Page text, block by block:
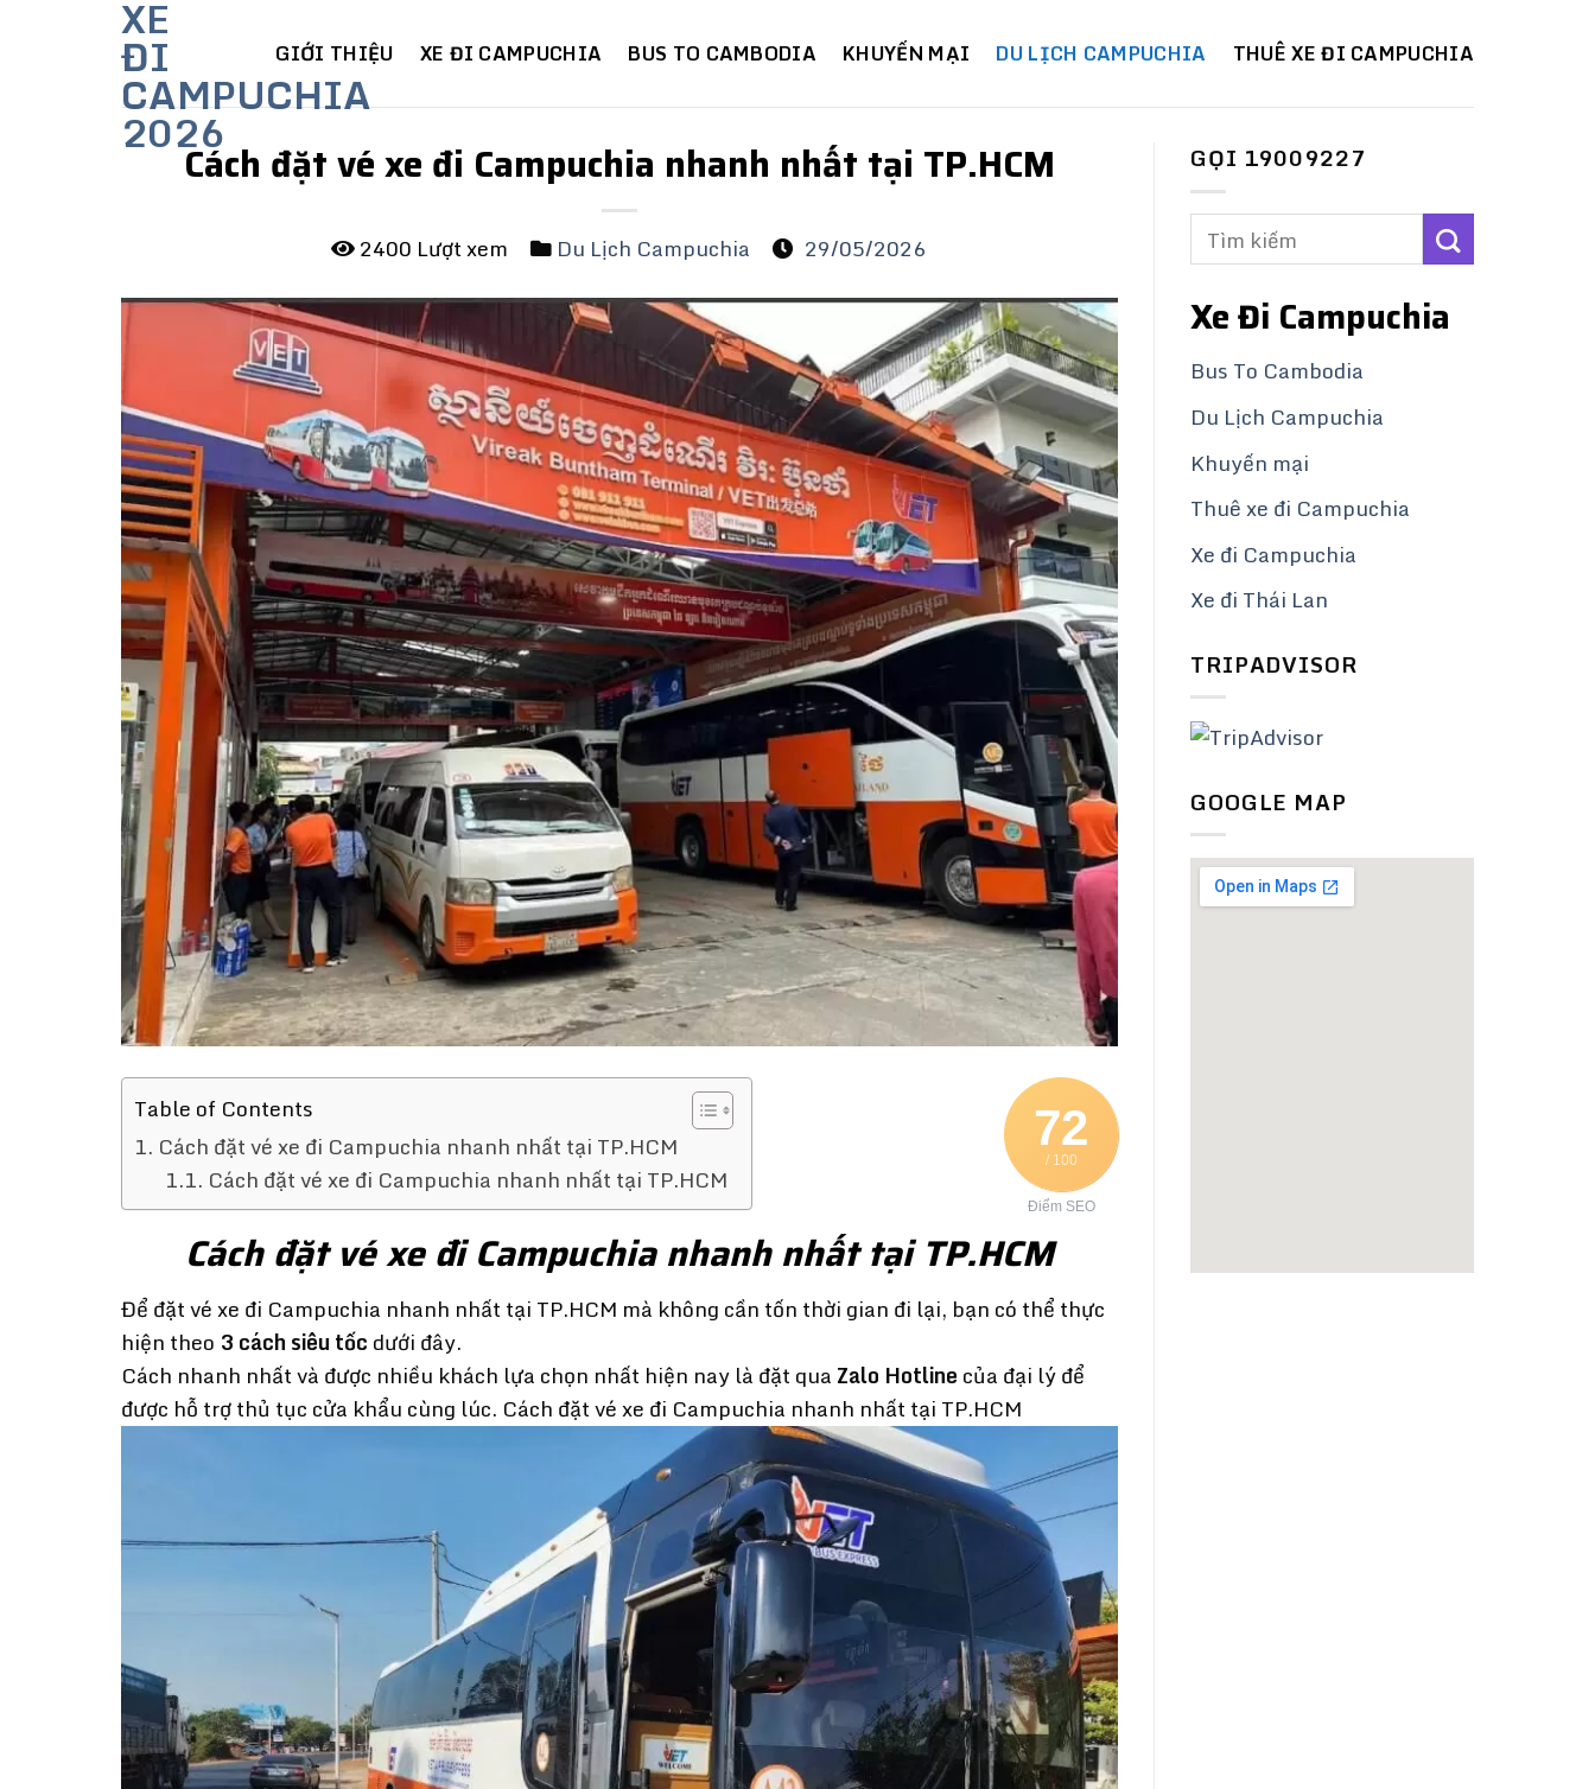
XE
ĐI
CAMPUCHIA
2026
GIỚI THIỆU XE ĐI CAMPUCHIA BUS TO CAMBODIA KHUYẾN MẠI DU LỊCH CAMPUCHIA THUÊ XE ĐI CAMPUCHIA
Cách đặt vé xe đi Campuchia nhanh nhất tại TP.HCM
2400 Lượt xem Du Lịch Campuchia 29/05/2026
72
/ 100
Điểm SEO
Table of Contents
Cách đặt vé xe đi Campuchia nhanh nhất tại TP.HCM
Cách đặt vé xe đi Campuchia nhanh nhất tại TP.HCM
Cách đặt vé xe đi Campuchia nhanh nhất tại TP.HCM
Để đặt vé xe đi Campuchia nhanh nhất tại TP.HCM mà không cần tốn thời gian đi lại, bạn có thể thực
hiện theo 3 cách siêu tốc dưới đây.
Cách nhanh nhất và được nhiều khách lựa chọn nhất hiện nay là đặt qua Zalo Hotline của đại lý để
được hỗ trợ thủ tục cửa khẩu cùng lúc. Cách đặt vé xe đi Campuchia nhanh nhất tại TP.HCM
GỌI 19009227
Xe Đi Campuchia
Bus To Cambodia
Du Lịch Campuchia
Khuyến mại
Thuê xe đi Campuchia
Xe đi Campuchia
Xe đi Thái Lan
TRIPADVISOR
GOOGLE MAP